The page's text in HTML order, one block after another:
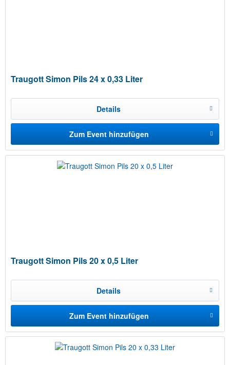
Traugott Simon Pils 24 x 0,33 Liter
Details
Zum Event hinzufügen
Traugott Simon Pils 20 x 0,5 Liter
Details
Zum Event hinzufügen